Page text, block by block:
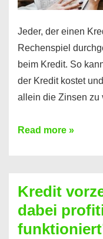
Jeder, der einen
Rechenspiel
beim Kredit. So
der Kredit kostet
allein die Zinsen zu
Ganz
Kredit
berechnen
–
Read more »
Kredit
dabei